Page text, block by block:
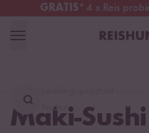
GRATIS* 4 x Reis
Schweiz
finden ...
Maki-